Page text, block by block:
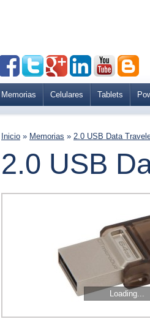
Memorias Celulares Tablets
Inicio » Memorias » 2.0 USB Data
2.0 USB
Loading...